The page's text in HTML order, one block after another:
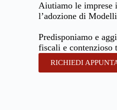
Aiutiamo le imprese
l’adozione di
Predisponiamo e
fiscali e contenzioso
RICHIEDI